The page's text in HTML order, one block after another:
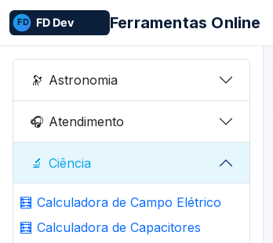
Ferramentas Online
🔭 Astronomia
🎧 Atendimento
🔬 Ciência
🧮 Calculadora de Campo Elétrico
🧮 Calculadora de Capacitores